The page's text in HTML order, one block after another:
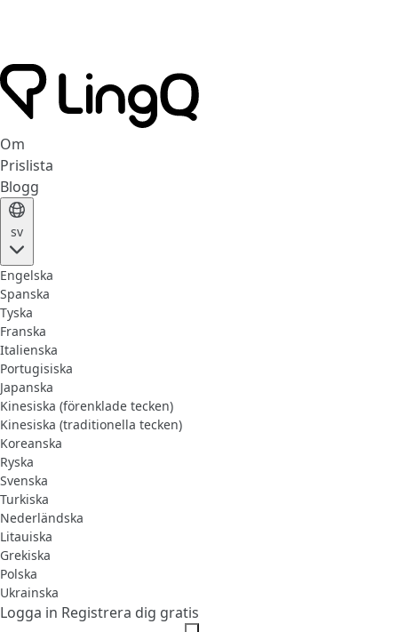
Om
Prislista
Blogg
sv
Engelska
Spanska
Tyska
Franska
Italienska
Portugisiska
Japanska
Kinesiska (förenklade tecken)
Kinesiska (traditionella tecken)
Koreanska
Ryska
Svenska
Turkiska
Nederländska
Litauiska
Grekiska
Polska
Ukrainska
Logga in Registrera dig gratis